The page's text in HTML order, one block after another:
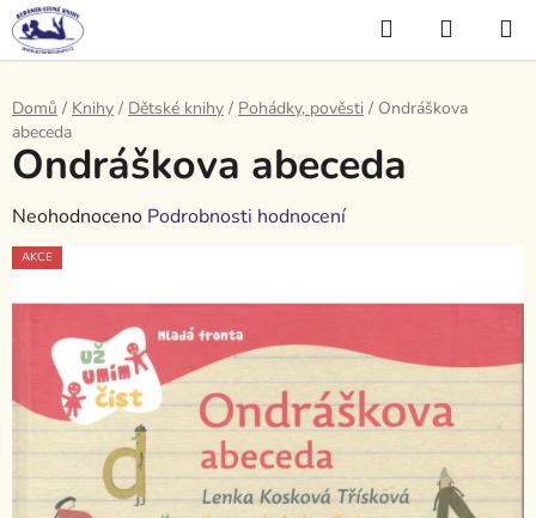
Přejít
na
obsah
Hledat
KOŠÍK
Domů / Knihy / Dětské knihy / Pohádky, pověsti / Ondráškova
abeceda
Ondráškova abeceda
Průměrné
hodnocení
je
5
Neohodnoceno Podrobnosti hodnocení
AKCE